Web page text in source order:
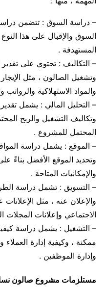
– دراسة السوق : تتضمن دراسة
السوق والإقبال على هذا
المستهدفة .
– التكاليف : تحتوي على تقدير
وتشغيل الصالون ، مثل
والمواد الاستهلاكية
– التحليل المالي : يشمل تقدير
وتكاليف التشغيل والربح
المحتمل للمشروع .
– الموقع : يشمل دراسة
وتحديد الموقع الأفضل بناءً
والإمكانيات المتاحة .
– التسويق : تشمل دراسة
والإعلان عنه ، مثل
الاجتماعي وإعلانات
– التشغيل : يشمل دراسة
ممكنة ، وكيفية إدارة
وإدارة الموظفين .
مستلزمات مشروع صالون